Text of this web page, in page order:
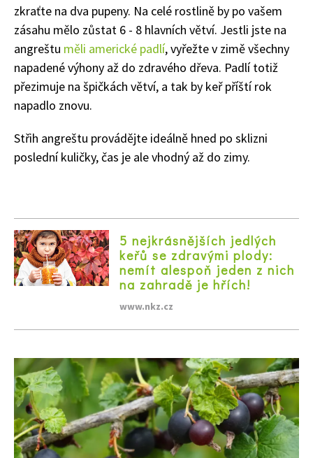
zkraťte na dva pupeny. Na celé rostlině by po vašem
zásahu mělo zůstat 6 - 8 hlavních větví. Jestli jste na
angreštu měli americké padlí, vyřežte v zimě všechny
napadené výhony až do zdravého dřeva. Padlí totiž
přezimuje na špičkách větví, a tak by keř příští rok
napadlo znovu.
Střih angreštu provádějte ideálně hned po sklizni
poslední kuličky, čas je ale vhodný až do zimy.
5 nejkrásnějších jedlých
keřů se zdravými plody:
nemít alespoň jeden z nich
na zahradě je hřích!
www.nkz.cz